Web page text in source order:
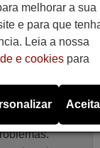
Fez logo a
melhorar a sua
e para que
Leia a nossa
e cookiespara